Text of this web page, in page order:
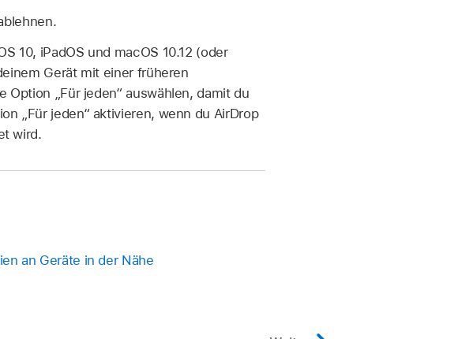
10, iPadOS und macOS 10.12 (oder
Gerät mit einer früheren
„Für jeden“ auswählen, damit du
„Für jeden“ aktivieren, wenn du AirDrop
wird.
an Geräte in der Nähe